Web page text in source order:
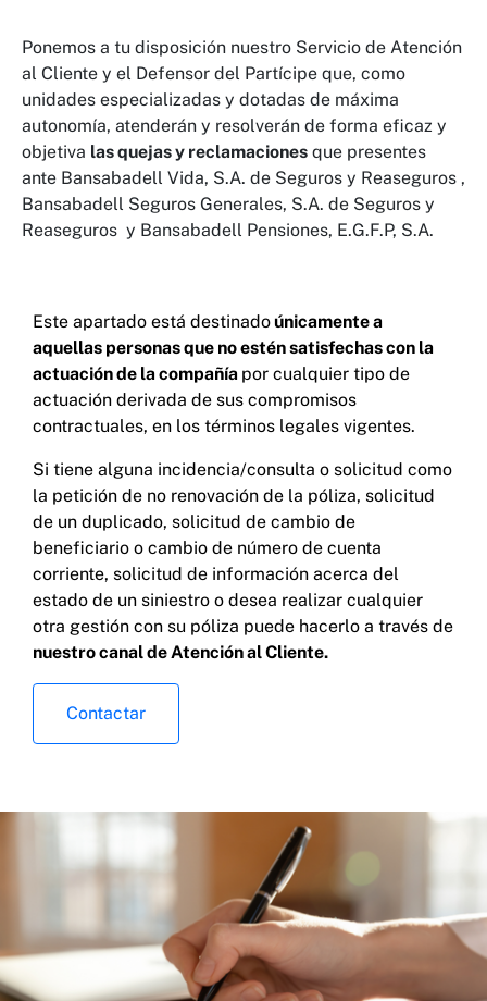
Ponemos a tu disposición nuestro Servicio de Atención
al Cliente y el Defensor del Partícipe que, como
unidades especializadas y dotadas de máxima
autonomía, atenderán y resolverán de forma eficaz y
objetiva las quejas y reclamaciones que presentes
ante Bansabadell Vida, S.A. de Seguros y Reaseguros ,
Bansabadell Seguros Generales, S.A. de Seguros y
Reaseguros y Bansabadell Pensiones, E.G.F.P, S.A.
Este apartado está destinadoúnicamente a
aquellas personas que no estén satisfechas con la
actuación de la compañía por cualquier tipo de
actuación derivada de sus compromisos
contractuales, en los términos legales vigentes.
Si tiene alguna incidencia/consulta o solicitud como
la petición de no renovación de la póliza, solicitud
de un duplicado, solicitud de cambio de
beneficiario o cambio de número de cuenta
corriente, solicitud de información acerca del
estado de un siniestro o desea realizar cualquier
otra gestión con su póliza puede hacerlo a través de
nuestro canal de Atención al Cliente.
Contactar